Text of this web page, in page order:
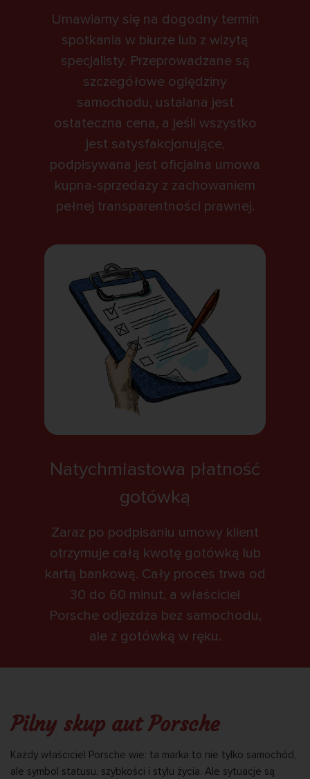
Umawiamy się na dogodny termin
spotkania w biurze lub z wizytą
specjalisty. Przeprowadzane są
szczegółowe oględziny
samochodu, ustalana jest
ostateczna cena, a jeśli wszystko
jest satysfakcjonujące,
podpisywana jest oficjalna umowa
kupna-sprzedaży z zachowaniem
pełnej transparentności prawnej.
Natychmiastowa płatność
gotówką
Zaraz po podpisaniu umowy klient
otrzymuje całą kwotę gotówką lub
kartą bankową. Cały proces trwa od
30 do 60 minut, a właściciel
Porsche odjeżdża bez samochodu,
ale z gotówką w ręku.
Pilny skup aut Porsche
Każdy właściciel Porsche wie: ta marka to nie tylko samochód,
ale symbol statusu, szybkości i stylu życia. Ale sytuacje są